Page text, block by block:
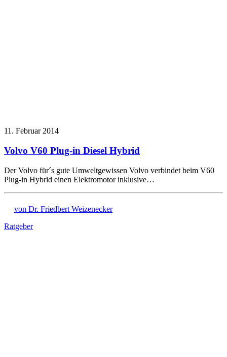
11. Februar 2014
Volvo V60 Plug-in Diesel Hybrid
Der Volvo für´s gute Umweltgewissen Volvo verbindet beim V60
Plug-in Hybrid einen Elektromotor inklusive…
von Dr. Friedbert Weizenecker
Ratgeber